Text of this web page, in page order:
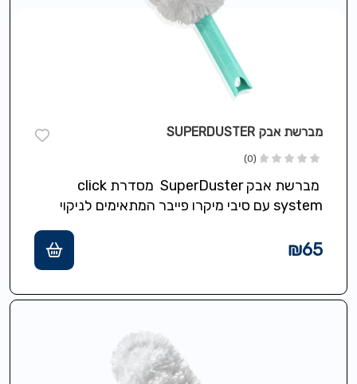
מברשת אבק SUPERDUSTER
(0)
מברשת אבק SuperDuster מסדרת click
system עם סיבי מיקרו פייבר המתאימים לניקוי
בד…₪65